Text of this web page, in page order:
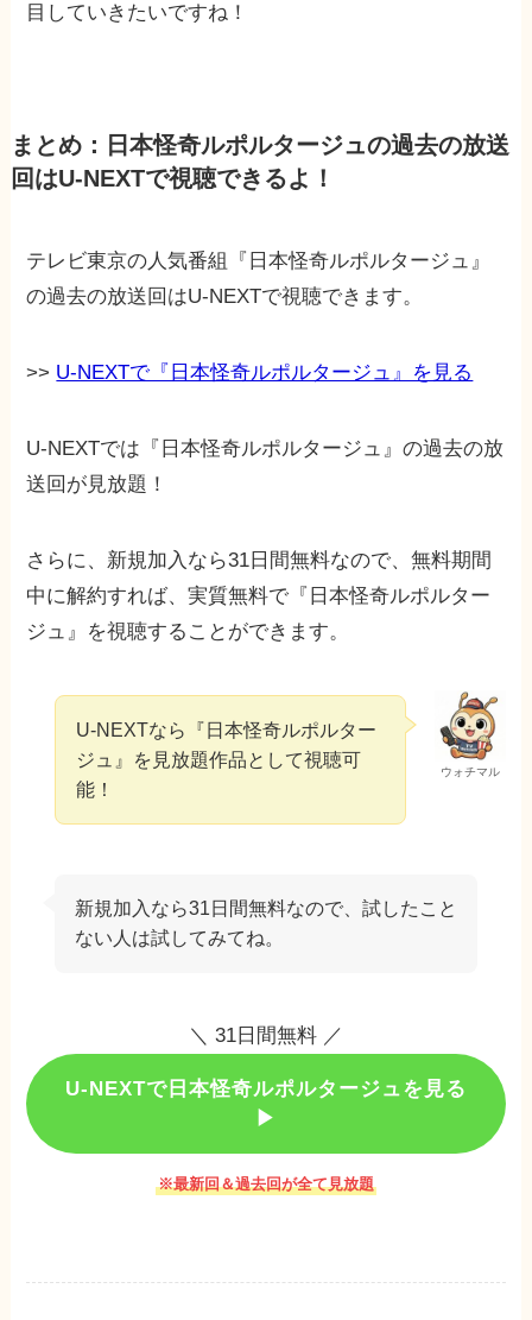
目していきたいですね！
まとめ：日本怪奇ルポルタージュの過去の放送
回はU-NEXTで視聴できるよ！
テレビ東京の人気番組『日本怪奇ルポルタージュ』
の過去の放送回はU-NEXTで視聴できます。
>> U-NEXTで『日本怪奇ルポルタージュ』を見る
U-NEXTでは『日本怪奇ルポルタージュ』の過去の放
送回が見放題！
さらに、新規加入なら31日間無料なので、無料期間
中に解約すれば、実質無料で『日本怪奇ルポルター
ジュ』を視聴することができます。
ウォチマル
U-NEXTなら『日本怪奇ルポルター
ジュ』を見放題作品として視聴可
能！
新規加入なら31日間無料なので、試したこと
ない人は試してみてね。
＼ 31日間無料 ／
U-NEXTで日本怪奇ルポルタージュを見る
▶︎
※最新回＆過去回が全て見放題